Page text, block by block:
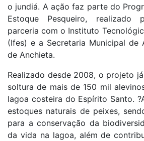
o jundiá. A ação faz parte do
Estoque Pesqueiro, realizado
parceria com o Instituto
(Ifes) e a Secretaria Municipal de
de Anchieta.
Realizado desde 2008, o projeto
soltura de mais de 150 mil
lagoa costeira do Espírito Santo.
estoques naturais de peixes,
para a conservação da
da vida na lagoa, além de